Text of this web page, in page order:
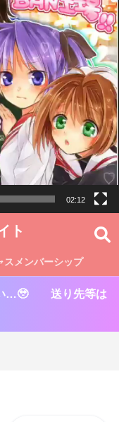
02:12
ト
スメンバーシップ
い…🥹 送り先等は